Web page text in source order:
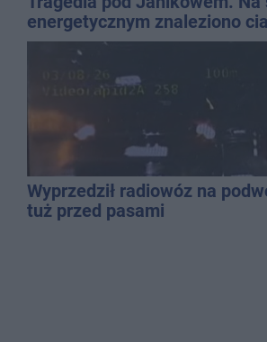
energetycznym znaleziono
mężczyzny
Wyprzedził radiowóz na
tuż przed pasami